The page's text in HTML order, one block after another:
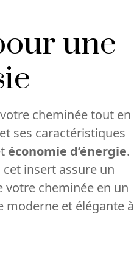
une
cheminée tout en
ses caractéristiques
économie d’énergie.
insert assure un
cheminée en un
et élégante à